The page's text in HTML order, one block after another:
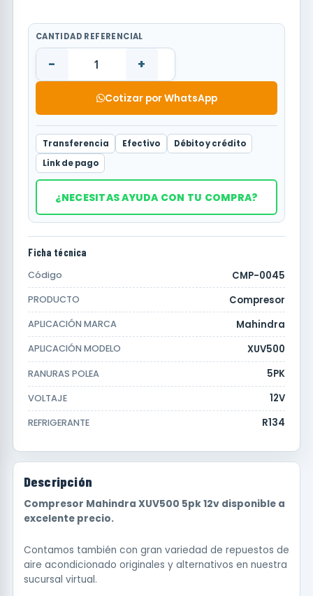
CANTIDAD REFERENCIAL
- +
Cotizar por WhatsApp
Transferencia Efectivo
Débito y crédito
Link de pago
¿NECESITAS AYUDA CON TU COMPRA?
Ficha técnica
Código CMP-0045
PRODUCTO Compresor
APLICACIÓN MARCA Mahindra
APLICACIÓN MODELO XUV500
RANURAS POLEA 5PK
VOLTAJE 12V
REFRIGERANTE R134
Descripción
Compresor Mahindra XUV500 5pk 12v disponible a
excelente precio.
Contamos también con gran variedad de repuestos de
aire acondicionado originales y alternativos en nuestra
sucursal virtual.